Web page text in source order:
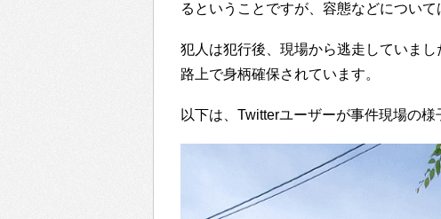
るということですが、容態などについて
犯人は犯行後、現場から逃走していま
路上で身柄確保されています。
以下は、Twitterユーザーが事件現場の様